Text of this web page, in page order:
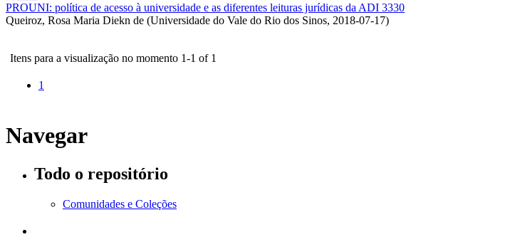
PROUNI: política de acesso à universidade e as diferentes leituras jurídicas da ADI 3330
Queiroz, Rosa Maria Diekn de (Universidade do Vale do Rio dos Sinos, 2018-07-17)
Itens para a visualização no momento 1-1 of 1
1
Navegar
Todo o repositório
Comunidades e Coleções